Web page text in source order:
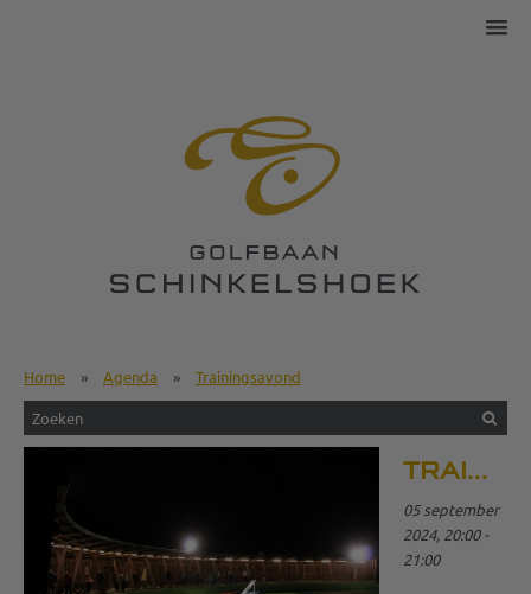
Home » Agenda » Trainingsavond
TRAININGSAVOND
05 september
2024, 20:00 -
21:00